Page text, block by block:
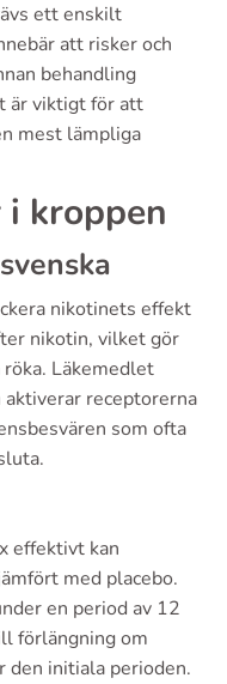
ett enskilt
att risker och
behandling
är viktigt för att
mest lämpliga
kroppen
nikotinets effekt
nikotin, vilket gör
Läkemedlet
receptorerna
som ofta
effektivt kan
med placebo.
en period av 12
förlängning om
den initiala perioden.